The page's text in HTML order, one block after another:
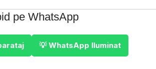
pe WhatsApp
💡 WhatsApp Iluminat